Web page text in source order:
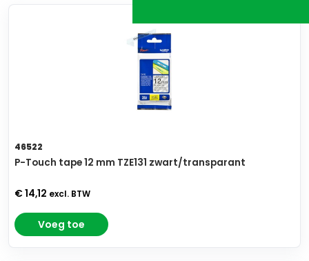
46522
P-Touch tape 12 mm TZE131 zwart/transparant
€ 14,12 excl. BTW
Voeg toe